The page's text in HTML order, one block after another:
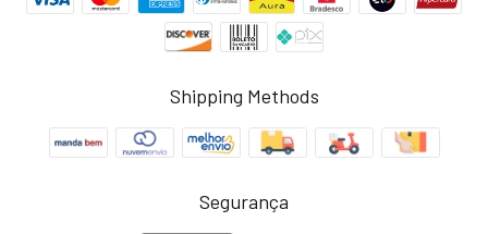
Shipping Methods
Segurança